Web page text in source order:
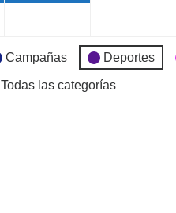
Campañas Deportes
Todas las categorías